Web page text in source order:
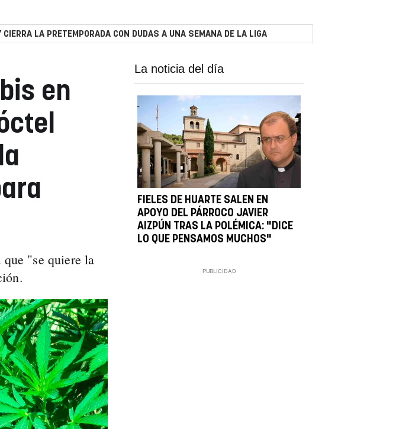
LA PRETEMPORADA CON DUDAS A UNA SEMANA DE LA LIGA
en
"se quiere la
La noticia del día
FIELES DE HUARTE SALEN EN
APOYO DEL PÁRROCO JAVIER
AIZPÚN TRAS LA POLÉMICA: "DICE
LO QUE PENSAMOS MUCHOS"